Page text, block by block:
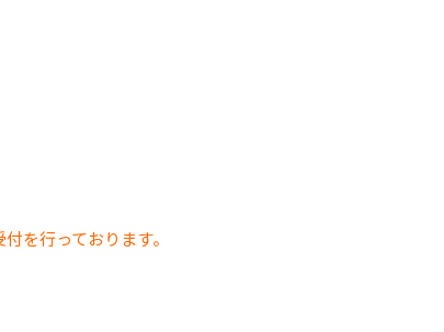
を行っております。